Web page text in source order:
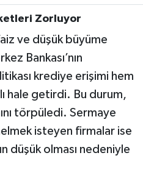
Zorluyor
ve düşük büyüme
Bankası’nın
krediye erişimi hem
hale getirdi. Bu durum,
törpüledi. Sermaye
isteyen firmalar ise
düşük olması nedeniyle